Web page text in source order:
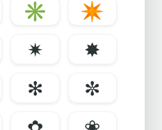
✳
✴
✷
✸
✻
✼